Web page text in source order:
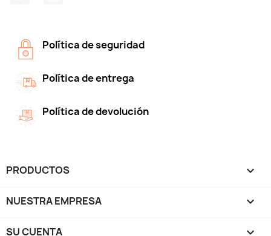
Política de seguridad
Política de entrega
Política de devolución
PRODUCTOS 
NUESTRA EMPRESA 
SU CUENTA 